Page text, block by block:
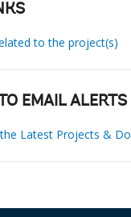
to the project(s)
EMAIL ALERTS
Latest Projects &